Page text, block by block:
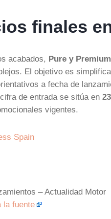
finales
acabados, Pure y Premium
El objetivo es
a fecha de
de entrada se sitúa en
vigentes.
Spain
– Actualidad Motor
la fuente